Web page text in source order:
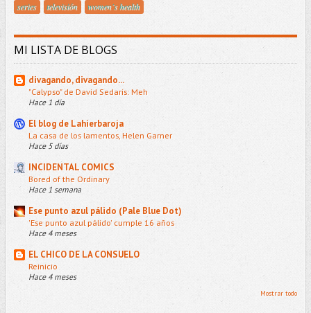
series
televisión women´s health
MI LISTA DE BLOGS
divagando, divagando...
"Calypso" de David Sedaris: Meh
Hace 1 día
El blog de Lahierbaroja
La casa de los lamentos, Helen Garner
Hace 5 días
INCIDENTAL COMICS
Bored of the Ordinary
Hace 1 semana
Ese punto azul pálido (Pale Blue Dot)
'Ese punto azul pálido' cumple 16 años
Hace 4 meses
EL CHICO DE LA CONSUELO
Reinicio
Hace 4 meses
Mostrar todo